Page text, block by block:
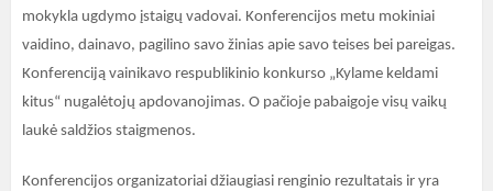
mokykla ugdymo įstaigų vadovai. Konferencijos metu mokiniai
vaidino, dainavo, pagilino savo žinias apie savo teises bei pareigas.
Konferenciją vainikavo respublikinio konkurso „Kylame keldami
kitus“ nugalėtojų apdovanojimas. O pačioje pabaigoje visų vaikų
laukė saldžios staigmenos.
Konferencijos organizatoriai džiaugiasi renginio rezultatais ir yra